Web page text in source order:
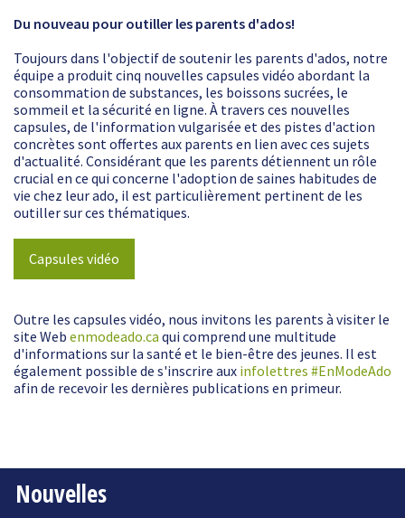
Du nouveau pour outiller les parents d'ados!
Toujours dans l'objectif de soutenir les parents d'ados, notre
équipe a produit cinq nouvelles capsules vidéo abordant la
consommation de substances, les boissons sucrées, le
sommeil et la sécurité en ligne. À travers ces nouvelles
capsules, de l'information vulgarisée et des pistes d'action
concrètes sont offertes aux parents en lien avec ces sujets
d'actualité. Considérant que les parents détiennent un rôle
crucial en ce qui concerne l'adoption de saines habitudes de
vie chez leur ado, il est particulièrement pertinent de les
outiller sur ces thématiques.
Capsules vidéo
Outre les capsules vidéo, nous invitons les parents à visiter le
site Web enmodeado.ca qui comprend une multitude
d'informations sur la santé et le bien-être des jeunes. Il est
également possible de s'inscrire aux infolettres #EnModeAdo
afin de recevoir les dernières publications en primeur.
Nouvelles